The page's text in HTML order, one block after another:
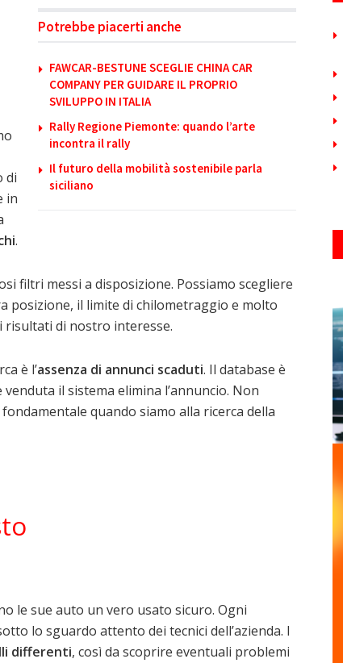
Potrebbe piacerti anche
FAWCAR-BESTUNE SCEGLIE CHINA CAR
COMPANY PER GUIDARE IL PROPRIO
SVILUPPO IN ITALIA
Rally Regione Piemonte: quando l’arte
incontra il rally
Il futuro della mobilità sostenibile parla
siciliano
di
in
.
filtri messi a disposizione. Possiamo scegliere
posizione, il limite di chilometraggio e molto
risultati di nostro interesse.
è l’assenza di annunci scaduti. Il database è
il sistema elimina l’annuncio. Non
quando siamo alla ricerca della
le sue auto un vero usato sicuro. Ogni
lo sguardo attento dei tecnici dell’azienda. I
differenti, così da scoprire eventuali problemi